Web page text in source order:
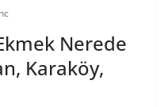
Nerede
Karaköy,